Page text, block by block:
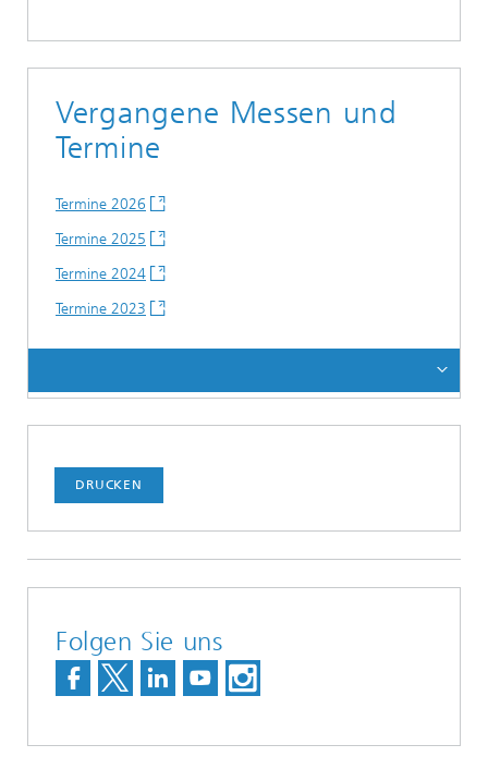
Vergangene Messen und
Termine
Termine 2026
Termine 2025
Termine 2024
Termine 2023
DRUCKEN
Folgen Sie uns